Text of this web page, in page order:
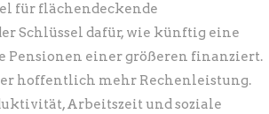
für flächendeckende
Schlüssel dafür, wie künftig eine
Pensionen einer größeren finanziert.
hoffentlich mehr Rechenleistung.
Arbeitszeit und soziale